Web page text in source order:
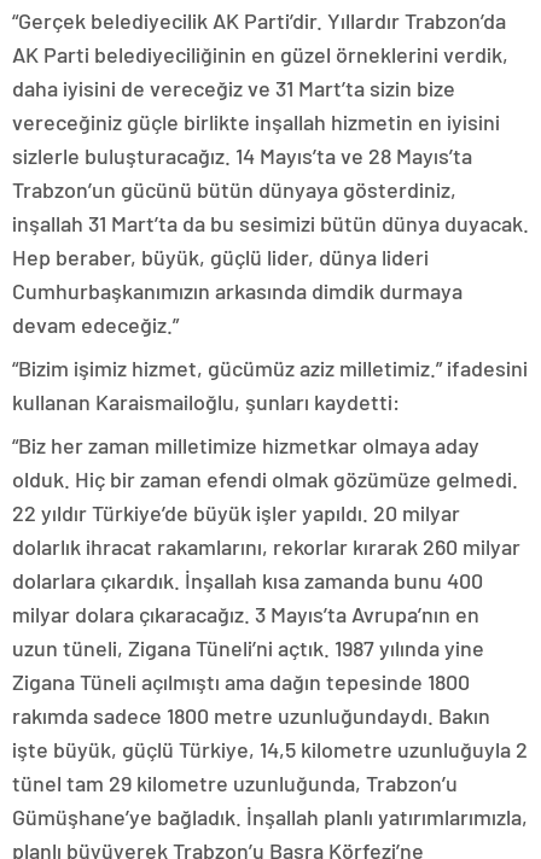
“Gerçek belediyecilik AK Parti’dir. Yıllardır Trabzon’da
AK Parti belediyeciliğinin en güzel örneklerini verdik,
daha iyisini de vereceğiz ve 31 Mart’ta sizin bize
vereceğiniz güçle birlikte inşallah hizmetin en iyisini
sizlerle buluşturacağız. 14 Mayıs’ta ve 28 Mayıs’ta
Trabzon’un gücünü bütün dünyaya gösterdiniz,
inşallah 31 Mart’ta da bu sesimizi bütün dünya duyacak.
Hep beraber, büyük, güçlü lider, dünya lideri
Cumhurbaşkanımızın arkasında dimdik durmaya
devam edeceğiz.”
“Bizim işimiz hizmet, gücümüz aziz milletimiz.” ifadesini
kullanan Karaismailoğlu, şunları kaydetti:
“Biz her zaman milletimize hizmetkar olmaya aday
olduk. Hiç bir zaman efendi olmak gözümüze gelmedi.
22 yıldır Türkiye’de büyük işler yapıldı. 20 milyar
dolarlık ihracat rakamlarını, rekorlar kırarak 260 milyar
dolarlara çıkardık. İnşallah kısa zamanda bunu 400
milyar dolara çıkaracağız. 3 Mayıs’ta Avrupa’nın en
uzun tüneli, Zigana Tüneli’ni açtık. 1987 yılında yine
Zigana Tüneli açılmıştı ama dağın tepesinde 1800
rakımda sadece 1800 metre uzunluğundaydı. Bakın
işte büyük, güçlü Türkiye, 14,5 kilometre uzunluğuyla 2
tünel tam 29 kilometre uzunluğunda, Trabzon’u
Gümüşhane’ye bağladık. İnşallah planlı yatırımlarımızla,
planlı büyüyerek Trabzon’u Basra Körfezi’ne